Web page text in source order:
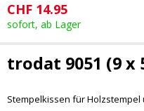
CHF 14.95
sofort, ab Lager
trodat 9051 (9 x
Stempelkissen für Holzstempel